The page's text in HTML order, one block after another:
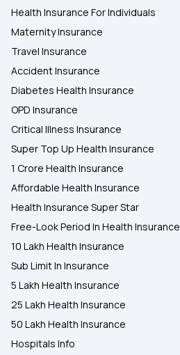
Health Insurance For Individuals
Maternity Insurance
Travel Insurance
Accident Insurance
Diabetes Health Insurance
OPD Insurance
Critical Illness Insurance
Super Top Up Health Insurance
1 Crore Health Insurance
Affordable Health Insurance
Health Insurance Super Star
Free-Look Period In Health Insurance
10 Lakh Health Insurance
Sub Limit In Insurance
5 Lakh Health Insurance
25 Lakh Health Insurance
50 Lakh Health Insurance
Hospitals Info